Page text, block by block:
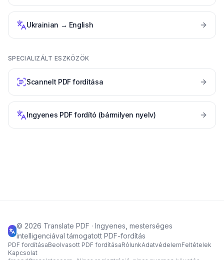
Ukrainian → English
SPECIALIZÁLT ESZKÖZÖK
Scannelt PDF fordítása
Ingyenes PDF fordító (bármilyen nyelv)
© 2026 Translate PDF · Ingyenes, mesterséges
intelligenciával támogatott PDF-fordítás
PDF fordításaBeolvasott PDF fordításaRólunkAdatvédelemFeltételek
Kapcsolat